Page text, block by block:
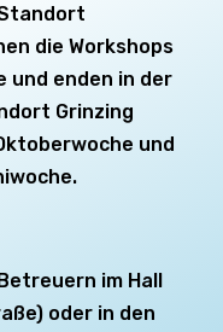
die Workshops
und enden in der
Grinzing
und
im Hall
oder in den